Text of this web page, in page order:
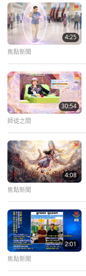
4:25
焦點新聞
30:54
師徒之間
4:08
焦點新聞
2:01
焦點新聞